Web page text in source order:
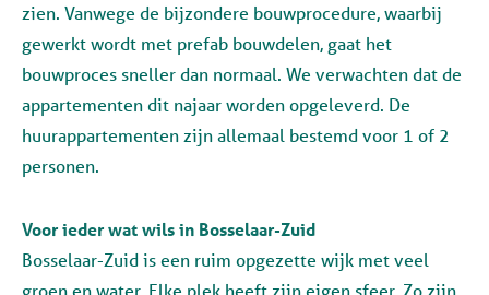
zien. Vanwege de bijzondere bouwprocedure, waarbij
gewerkt wordt met prefab bouwdelen, gaat het
bouwproces sneller dan normaal. We verwachten dat de
appartementen dit najaar worden opgeleverd. De
huurappartementen zijn allemaal bestemd voor 1 of 2
personen.
Voor ieder wat wils in Bosselaar-Zuid
Bosselaar-Zuid is een ruim opgezette wijk met veel